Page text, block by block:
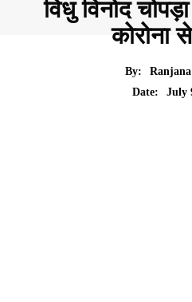
विधु विनोद
कोरोना
By:
Date:
July